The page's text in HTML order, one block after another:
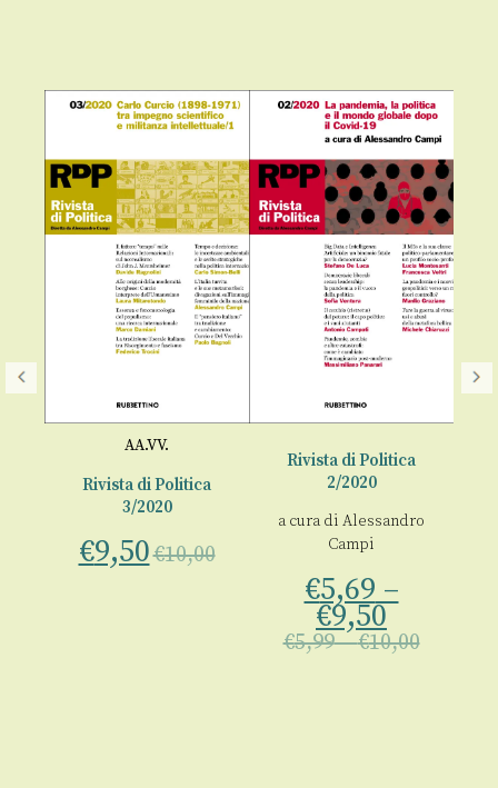
AA.VV.
Rivista di Politica
3/2020
€9,50€10,00
Rivista di Politica
2/2020
a cura di Alessandro
Campi
€5,69 –
€9,50
€5,99–€10,00